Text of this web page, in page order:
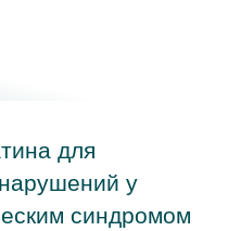
для
у
синдромом